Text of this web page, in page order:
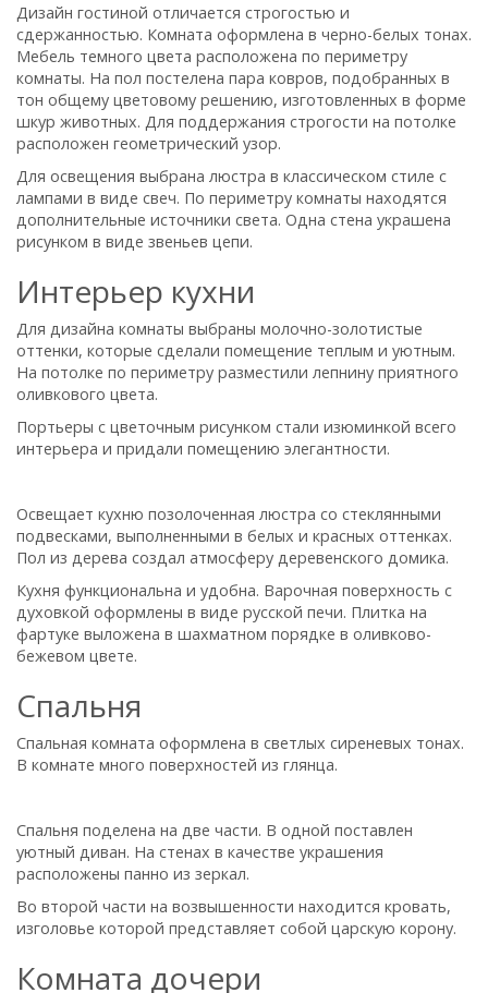
Дизайн гостиной отличается строгостью и
сдержанностью. Комната оформлена в черно-белых тонах.
Мебель темного цвета расположена по периметру
комнаты. На пол постелена пара ковров, подобранных в
тон общему цветовому решению, изготовленных в форме
шкур животных. Для поддержания строгости на потолке
расположен геометрический узор.
Для освещения выбрана люстра в классическом стиле с
лампами в виде свеч. По периметру комнаты находятся
дополнительные источники света. Одна стена украшена
рисунком в виде звеньев цепи.
Интерьер кухни
Для дизайна комнаты выбраны молочно-золотистые
оттенки, которые сделали помещение теплым и уютным.
На потолке по периметру разместили лепнину приятного
оливкового цвета.
Портьеры с цветочным рисунком стали изюминкой всего
интерьера и придали помещению элегантности.
Освещает кухню позолоченная люстра со стеклянными
подвесками, выполненными в белых и красных оттенках.
Пол из дерева создал атмосферу деревенского домика.
Кухня функциональна и удобна. Варочная поверхность с
духовкой оформлены в виде русской печи. Плитка на
фартуке выложена в шахматном порядке в оливково-
бежевом цвете.
Спальня
Спальная комната оформлена в светлых сиреневых тонах.
В комнате много поверхностей из глянца.
Спальня поделена на две части. В одной поставлен
уютный диван. На стенах в качестве украшения
расположены панно из зеркал.
Во второй части на возвышенности находится кровать,
изголовье которой представляет собой царскую корону.
Комната дочери